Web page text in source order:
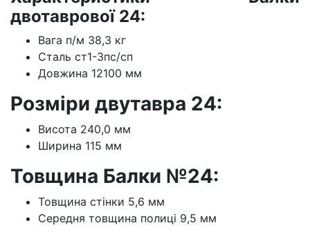
двотаврової 24:
Вага п/м 38,3 кг
Сталь ст1-3пс/сп
Довжина 12100 мм
Розміри двутавра 24:
Висота 240,0 мм
Ширина 115 мм
Товщина Балки №24:
Товщина стінки 5,6 мм
Середня товщина полиці 9,5 мм